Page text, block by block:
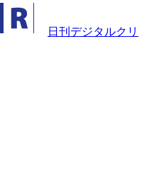
日刊デジタルクリ